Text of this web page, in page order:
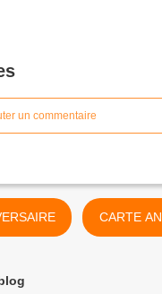
un commentaire